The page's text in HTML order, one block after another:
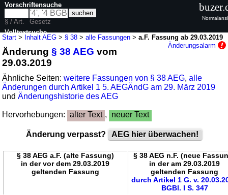
Start > Inhalt AEG > § 38 >alle Fassungen >a.F. Fassung ab 29.03.2019
Änderungsalarm
Änderung§ 38 AEG vom
29.03.2019
Ähnliche Seiten:weitere Fassungen von § 38 AEG,alle
Änderungen durch Artikel 1 5. AEGÄndG am 29. März 2019
undÄnderungshistorie des AEG
Hervorhebungen: alter Text , neuer Text
Änderung verpasst? AEG hier überwachen!
§ 38 AEG a.F. (alte Fassung)
in der vor dem 29.03.2019
geltenden Fassung
§ 38 AEG n.F. (neue
in der am 29.03.2019
geltenden Fassung
durch Artikel 1 G. v.
BGBl. I S. 347
Vorschriftensuche
§ / Art.
Gesetz
Volltextsuche
nur in AEG